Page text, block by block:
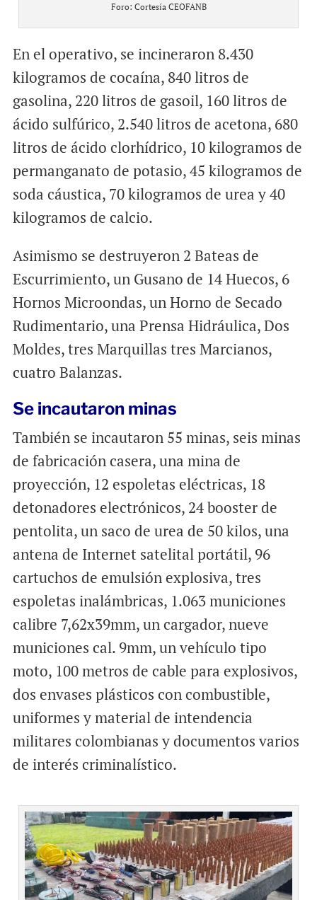
Foro: Cortesía CEOFANB
En el operativo, se incineraron 8.430
kilogramos de cocaína, 840 litros de
gasolina, 220 litros de gasoil, 160 litros de
ácido sulfúrico, 2.540 litros de acetona, 680
litros de ácido clorhídrico, 10 kilogramos de
permanganato de potasio, 45 kilogramos de
soda cáustica, 70 kilogramos de urea y 40
kilogramos de calcio.
Asimismo se destruyeron 2 Bateas de
Escurrimiento, un Gusano de 14 Huecos, 6
Hornos Microondas, un Horno de Secado
Rudimentario, una Prensa Hidráulica, Dos
Moldes, tres Marquillas tres Marcianos,
cuatro Balanzas.
Se incautaron minas
También se incautaron 55 minas, seis minas
de fabricación casera, una mina de
proyección, 12 espoletas eléctricas, 18
detonadores electrónicos, 24 booster de
pentolita, un saco de urea de 50 kilos, una
antena de Internet satelital portátil, 96
cartuchos de emulsión explosiva, tres
espoletas inalámbricas, 1.063 municiones
calibre 7,62x39mm, un cargador, nueve
municiones cal. 9mm, un vehículo tipo
moto, 100 metros de cable para explosivos,
dos envases plásticos con combustible,
uniformes y material de intendencia
militares colombianas y documentos varios
de interés criminalístico.